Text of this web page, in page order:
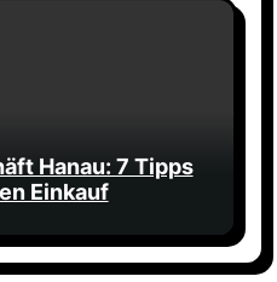
Hanau: 7 Tipps
Einkauf